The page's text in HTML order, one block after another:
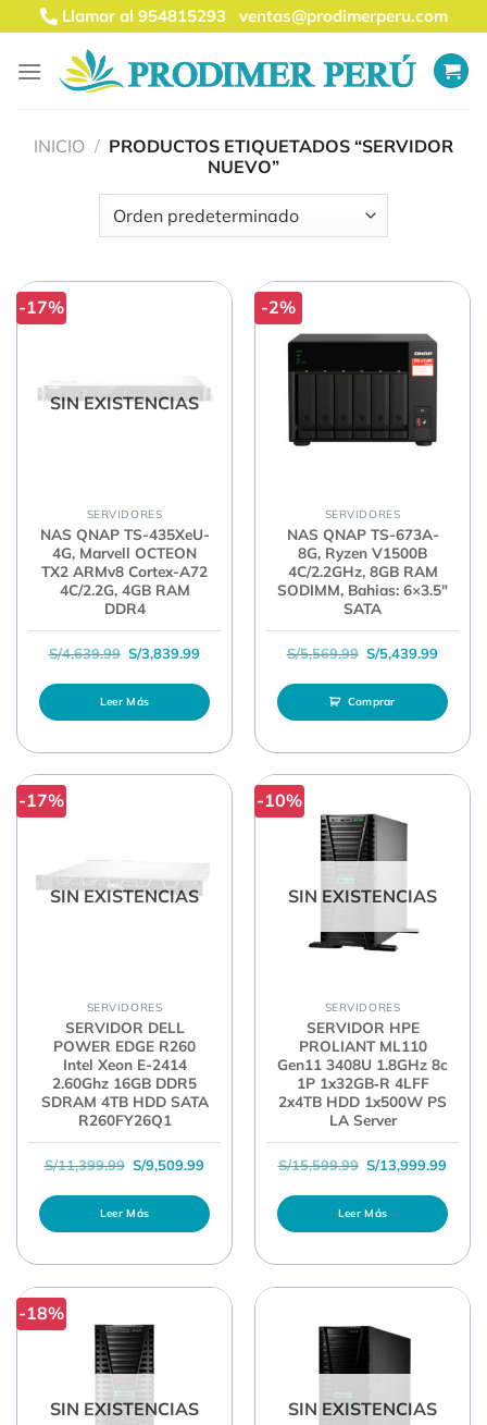
Saltar
al
contenido
Llamar al 954815293ventas@prodimerperu.com
INICIO / PRODUCTOS ETIQUETADOS “SERVIDOR
NUEVO”
-17%
SIN EXISTENCIAS
SERVIDORES
NAS QNAP TS-435XeU-
4G, Marvell OCTEON
TX2 ARMv8 Cortex-A72
4C/2.2G, 4GB RAM
DDR4
S/4,639.99 El precio original era: S/4,639.99.
S/3,839.99El precio actual es: S/3,839.99.
Leer Más
-2%
SERVIDORES
NAS QNAP TS-673A-
8G, Ryzen V1500B
4C/2.2GHz, 8GB RAM
SODIMM, Bahias: 6×3.5″
SATA
S/5,569.99 El precio original
S/5,439.99El
Comprar
-17%
SIN EXISTENCIAS
SERVIDORES
SERVIDOR DELL
POWER EDGE R260
Intel Xeon E-2414
2.60Ghz 16GB DDR5
SDRAM 4TB HDD SATA
R260FY26Q1
S/11,399.99 El precio original era: S/11,399.99.
S/9,509.99El precio actual es: S/9,509.99.
Leer Más
-10%
SIN EXISTENCIAS
SERVIDORES
SERVIDOR HPE
PROLIANT ML110
Gen11 3408U 1.8GHz 8c
1P 1x32GB‑R 4LFF
2x4TB HDD 1x500W PS
LA Server
S/15,599.99 El precio original
S/13,999.99El
Leer Más
-18%
SIN EXISTENCIAS SIN EXISTENCIAS